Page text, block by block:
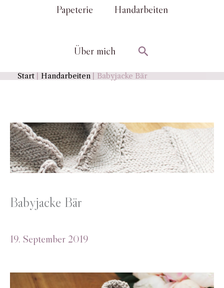
Papeterie Handarbeiten
Über mich Suchen
Start Handarbeiten Babyjacke Bär
Babyjacke Bär
19. September 2019